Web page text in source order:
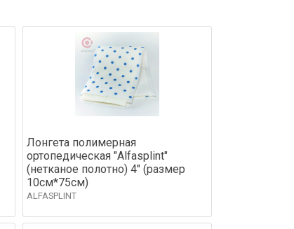
Лонгета полимерная
ортопедическая "Alfasplint"
(нетканое полотно) 4" (размер
10см*75см)
ALFASPLINT